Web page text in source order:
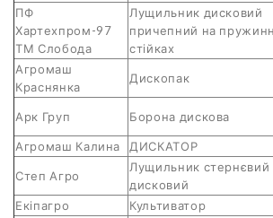
ПФ
Хартехпром-97
ТМ Слобода
Лущильник дисковий
причепний на
стійках
Агромаш
Краснянка
Дископак
Арк Груп Борона дискова
Агромаш Калина
ДИСКАТОР
Степ Агро
Лущильник стернєвий
дисковий
Екіпагро Культиватор